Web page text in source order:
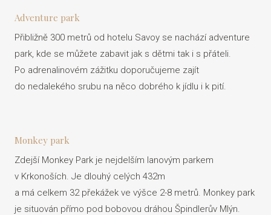
Adventure park
Přibližně 300 metrů od hotelu Savoy se nachází adventure
park, kde se můžete zabavit jak s dětmi tak i s přáteli.
Po adrenalinovém zážitku doporučujeme zajít
do nedalekého srubu na něco dobrého k jídlu i k pití.
Monkey park
Zdejší Monkey Park je nejdelším lanovým parkem
v Krkonoších. Je dlouhý celých 432m
a má celkem 32 překážek ve výšce 2-8 metrů. Monkey park
je situován přímo pod bobovou dráhou Špindlerův Mlýn.